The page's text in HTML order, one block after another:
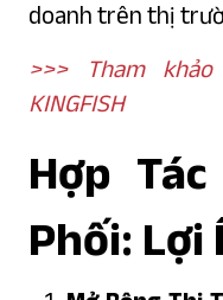
doanh trên thị
>>> Tham
KINGFISH
Hợp
Phối: Lợi